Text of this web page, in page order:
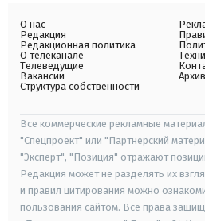
О нас
Редакция
Редакционная политика
О телеканале
Телеведущие
Вакансии
Структура собственности
Архив
Все коммерческие рекламные
"Спецпроект" или "Партнерский
"Эксперт", "Позиция" отражают
Редакция может не разделять их
и правил цитирования можно
пользования сайтом. Все права